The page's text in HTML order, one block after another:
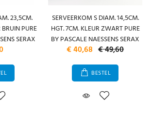
23,5CM.
PURE
SERAX
SERVEERKOM S DIAM. 14,5CM.
HGT. 7CM. KLEUR ZWART PURE
BY PASCALE NAESSENS SERAX
€ 40,68 € 49,60
BESTEL